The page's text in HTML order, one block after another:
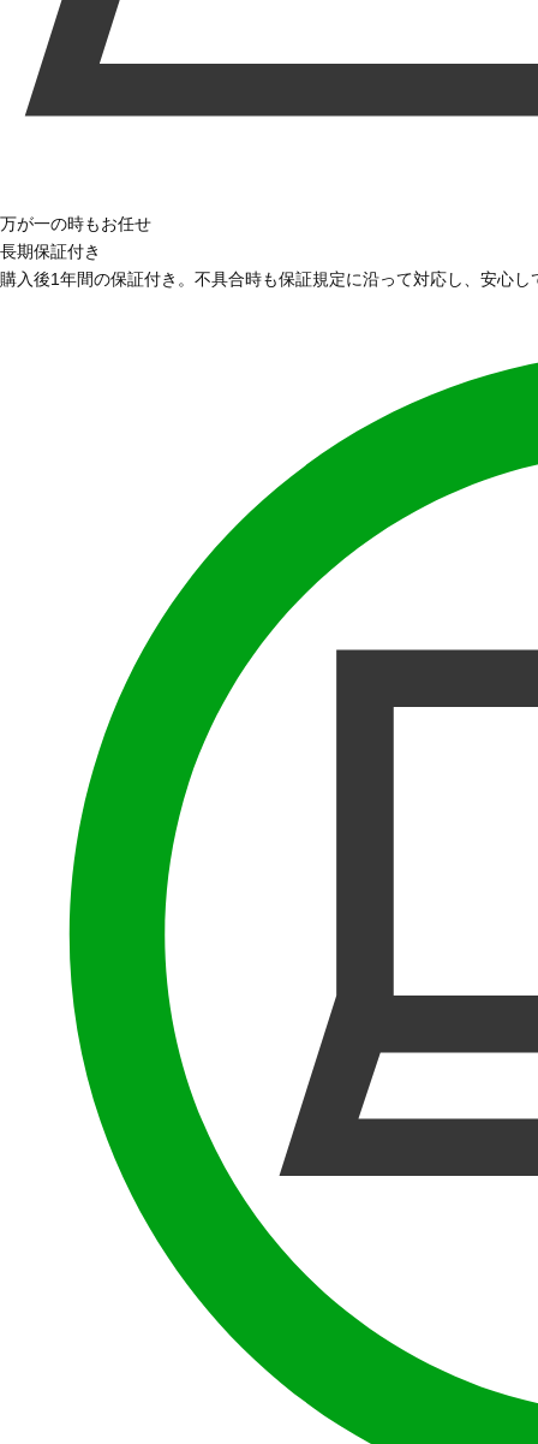
万が一の時もお任せ
長期保証付き
購入後1年間の保証付き。不具合時も保証規定に沿って対応し、安心